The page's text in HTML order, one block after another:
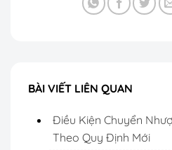
BÀI VIẾT LIÊN QUAN
Điều Kiện Chuyển
Theo Quy Định Mới